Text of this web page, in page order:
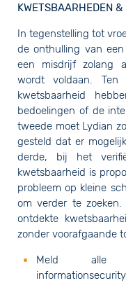
KWETSBAARHEDEN
In tegenstelling tot
de onthulling van
een misdrijf zolang
wordt voldaan.
kwetsbaarheid
bedoelingen of de
tweede moet Lydian
gesteld dat er
derde, bij het
kwetsbaarheid is
probleem op kleine
om verder te
ontdekte
zonder voorafgaande
Meld alle